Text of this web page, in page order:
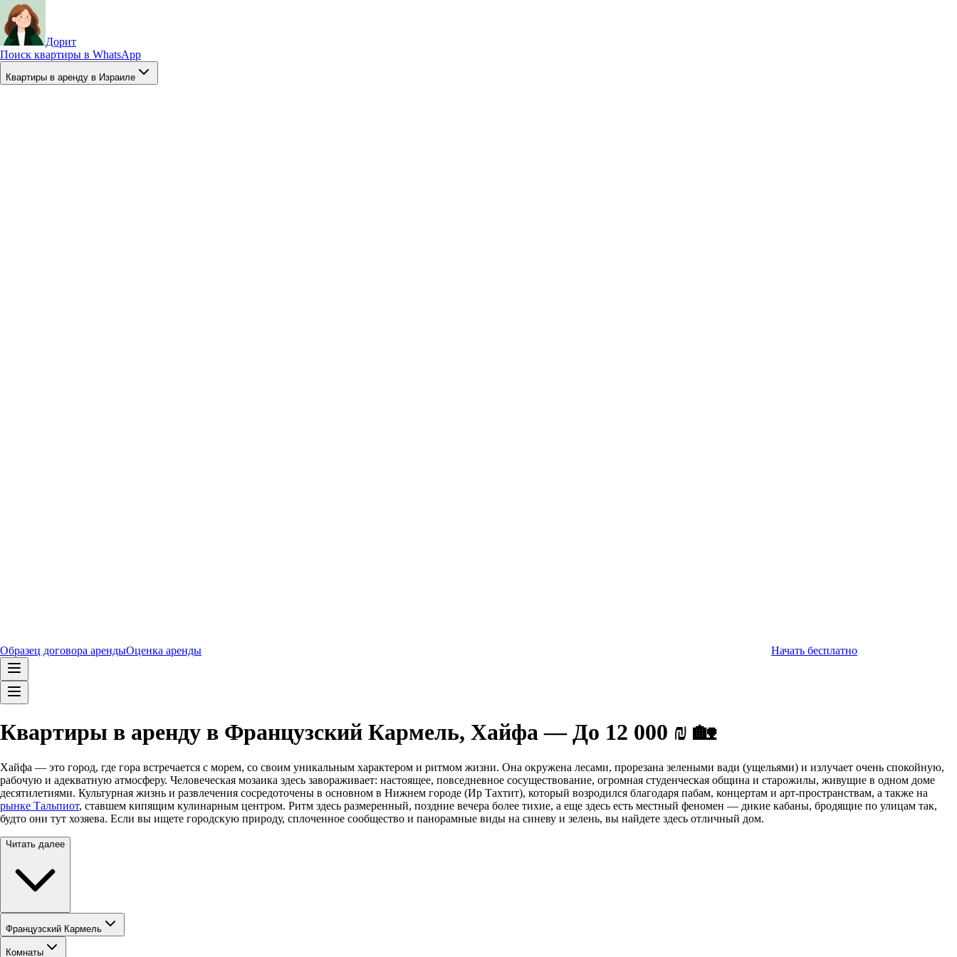
Дорит
Поиск квартиры в WhatsApp
Квартиры в аренду в Израиле
Образец договора арендыОценка аренды Начать бесплатно
Квартиры в аренду в Французский Кармель, Хайфа — До 12 000 ₪ 🏡
Хайфа — это город, где гора встречается с морем, со своим уникальным характером и ритмом жизни. Она окружена лесами, прорезана зелеными вади (ущельями) и излучает очень спокойную,
рабочую и адекватную атмосферу. Человеческая мозаика здесь завораживает: настоящее, повседневное сосуществование, огромная студенческая община и старожилы, живущие в одном доме
десятилетиями. Культурная жизнь и развлечения сосредоточены в основном в Нижнем городе (Ир Тахтит), который возродился благодаря пабам, концертам и арт-пространствам, а также на
рынке Тальпиот, ставшем кипящим кулинарным центром. Ритм здесь размеренный, поздние вечера более тихие, а еще здесь есть местный феномен — дикие кабаны, бродящие по улицам так,
будто они тут хозяева. Если вы ищете городскую природу, сплоченное сообщество и панорамные виды на синеву и зелень, вы найдете здесь отличный дом.
Читать далее
Французский Кармель
Комнаты